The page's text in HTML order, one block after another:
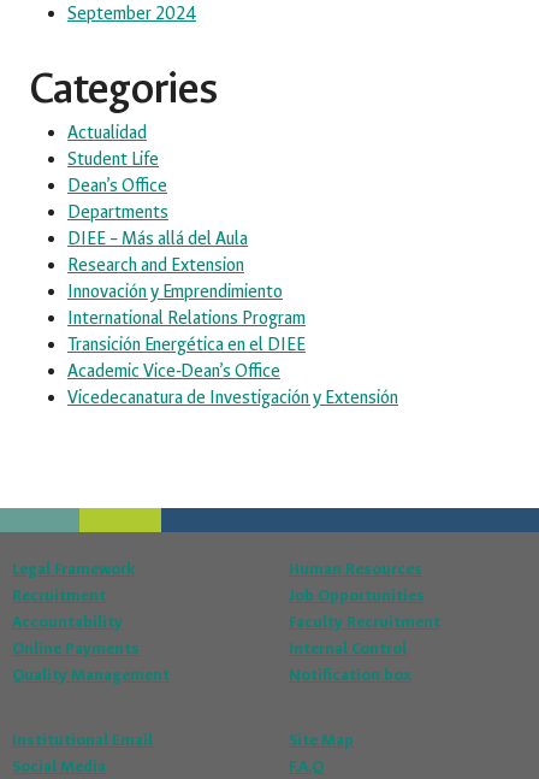
September 2024
Categories
Actualidad
Student Life
Dean’s Office
Departments
DIEE – Más allá del Aula
Research and Extension
Innovación y Emprendimiento
International Relations Program
Transición Energética en el DIEE
Academic Vice-Dean’s Office
Vicedecanatura de Investigación y Extensión
Legal Framework
Recruitment
Accountability
Online Payments
Quality Management
Human Resources
Job Opportunities
Faculty Recruitment
Internal Control
Notification box
Institutional Email
Social Media
Site Map
F.A.Q